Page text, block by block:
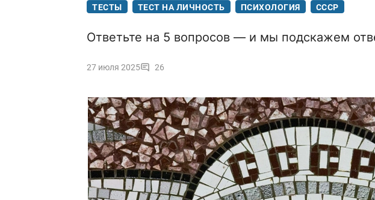
ТЕСТЫ ТЕСТ НА ЛИЧНОСТЬ ПСИХОЛОГИЯ СССР
Ответьте на 5 вопросов — и мы подскажем
27 июля 2025 26